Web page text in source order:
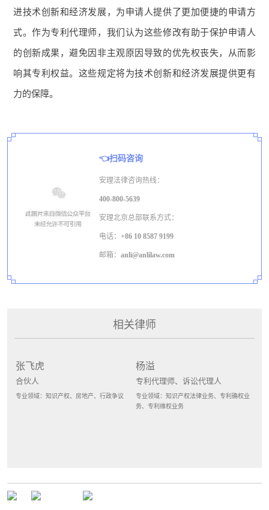
进技术创新和经济发展，为申请人提供了更加便捷的申请方
式。作为专利代理师，我们认为这些修改有助于保护申请人
的创新成果，避免因非主观原因导致的优先权丧失，从而影
响其专利权益。这些规定将为技术创新和经济发展提供更有
力的保障。
👈扫码咨询
安理法律咨询热线：
400-800-5639
安理北京总部联系方式：
电话：+86 10 8587 9199
邮箱：anli@anlilaw.com
相关律师
张飞虎
合伙人
专业领域：知识产权、房地产、行政争议
杨溢
专利代理师、诉讼代理人
专业领域：知识产权法律业务、专利确权业
务、专利维权业务